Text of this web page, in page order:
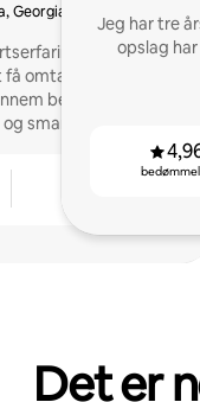
Georgia
hjælper jeg
omtaler på 4,9 eller
betænksom
smart drift
Jeg har tre
opslag har høje
Det er